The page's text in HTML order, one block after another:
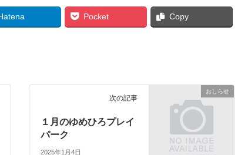
Pocket Copy
おしらせ
次の記事
１月のゆめひろプレイ
パーク
2025年1月4日